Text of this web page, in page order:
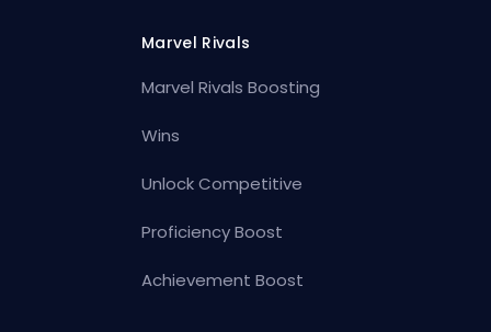
Marvel Rivals
Marvel Rivals Boosting
Wins
Unlock Competitive
Proficiency Boost
Achievement Boost